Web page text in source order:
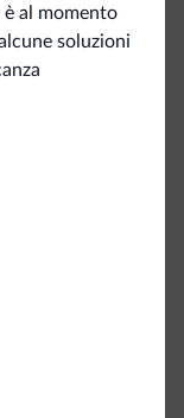
è al momento
soluzioni